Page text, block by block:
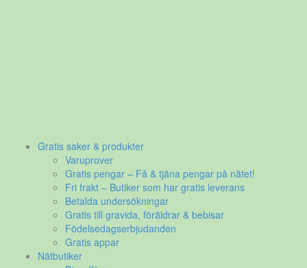
Gratis saker & produkter
Varuprover
Gratis pengar – Få & tjäna pengar på nätet!
Fri frakt – Butiker som har gratis leverans
Betalda undersökningar
Gratis till gravida, föräldrar & bebisar
Födelsedagserbjudanden
Gratis appar
Nätbutiker